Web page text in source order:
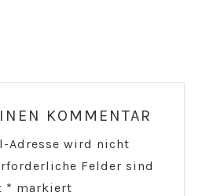
KOMMENTAR
Adresse wird nicht
Felder sind
* markiert